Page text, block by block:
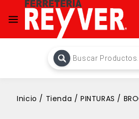
Inicio / Tienda / PINTURAS /